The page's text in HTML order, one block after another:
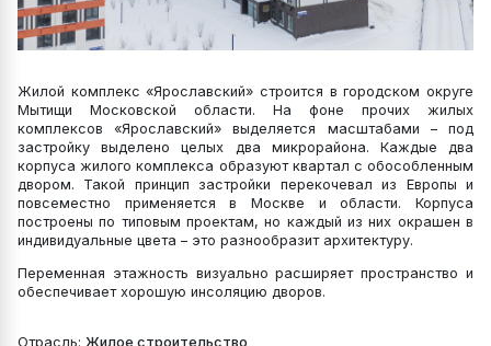
Жилой комплекс «Ярославский» строится в городском округе
Мытищи Московской области. На фоне прочих жилых
комплексов «Ярославский» выделяется масштабами – под
застройку выделено целых два микрорайона. Каждые два
корпуса жилого комплекса образуют квартал с обособленным
двором. Такой принцип застройки перекочевал из Европы и
повсеместно применяется в Москве и области. Корпуса
построены по типовым проектам, но каждый из них окрашен в
индивидуальные цвета – это разнообразит архитектуру.
Переменная этажность визуально расширяет пространство и
обеспечивает хорошую инсоляцию дворов.
Отрасль: Жилое строительство